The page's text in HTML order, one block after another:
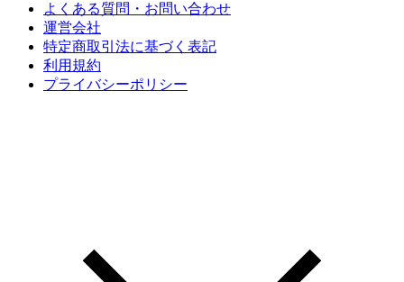
よくある質問・お問い合わせ
運営会社
特定商取引法に基づく表記
利用規約
プライバシーポリシー